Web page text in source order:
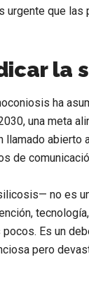
urgente que
la
ha
una meta
llamado
de
no es
Es un
pero